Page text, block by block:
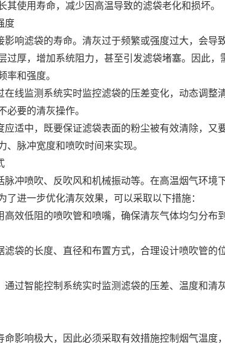
其使用寿命，减少因高温导致的滤袋老化和损坏。
度
影响滤袋的寿命。清灰过于频繁或强度过大，会导
过厚，增加系统阻力，甚至引发滤袋堵塞。因此
率和强度。
在线监测系统实时监控滤袋的压差变化，动态调整
必要的清灰操作。
应适中，既要保证滤袋表面的粉尘被有效清除，又
、脉冲宽度和喷吹时间来实现。
脉冲喷吹、反吹风和机械振动等。在高温烟气环境
了进一步优化清灰效果，可以采取以下措施：
高效低阻的喷吹管和喷嘴，确保清灰气体均匀分布
滤袋的长度、直径和布置方式，合理设计喷吹管的
通过智能控制系统实时监测滤袋的压差、温度和清
命影响极大，因此必须采取有效措施控制烟气温度